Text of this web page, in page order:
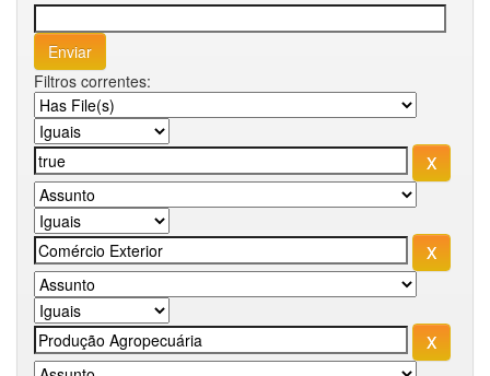
Filtros correntes: